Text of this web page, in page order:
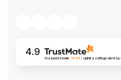
4.9
Na podstawie 10 431 opinii z całego okresu